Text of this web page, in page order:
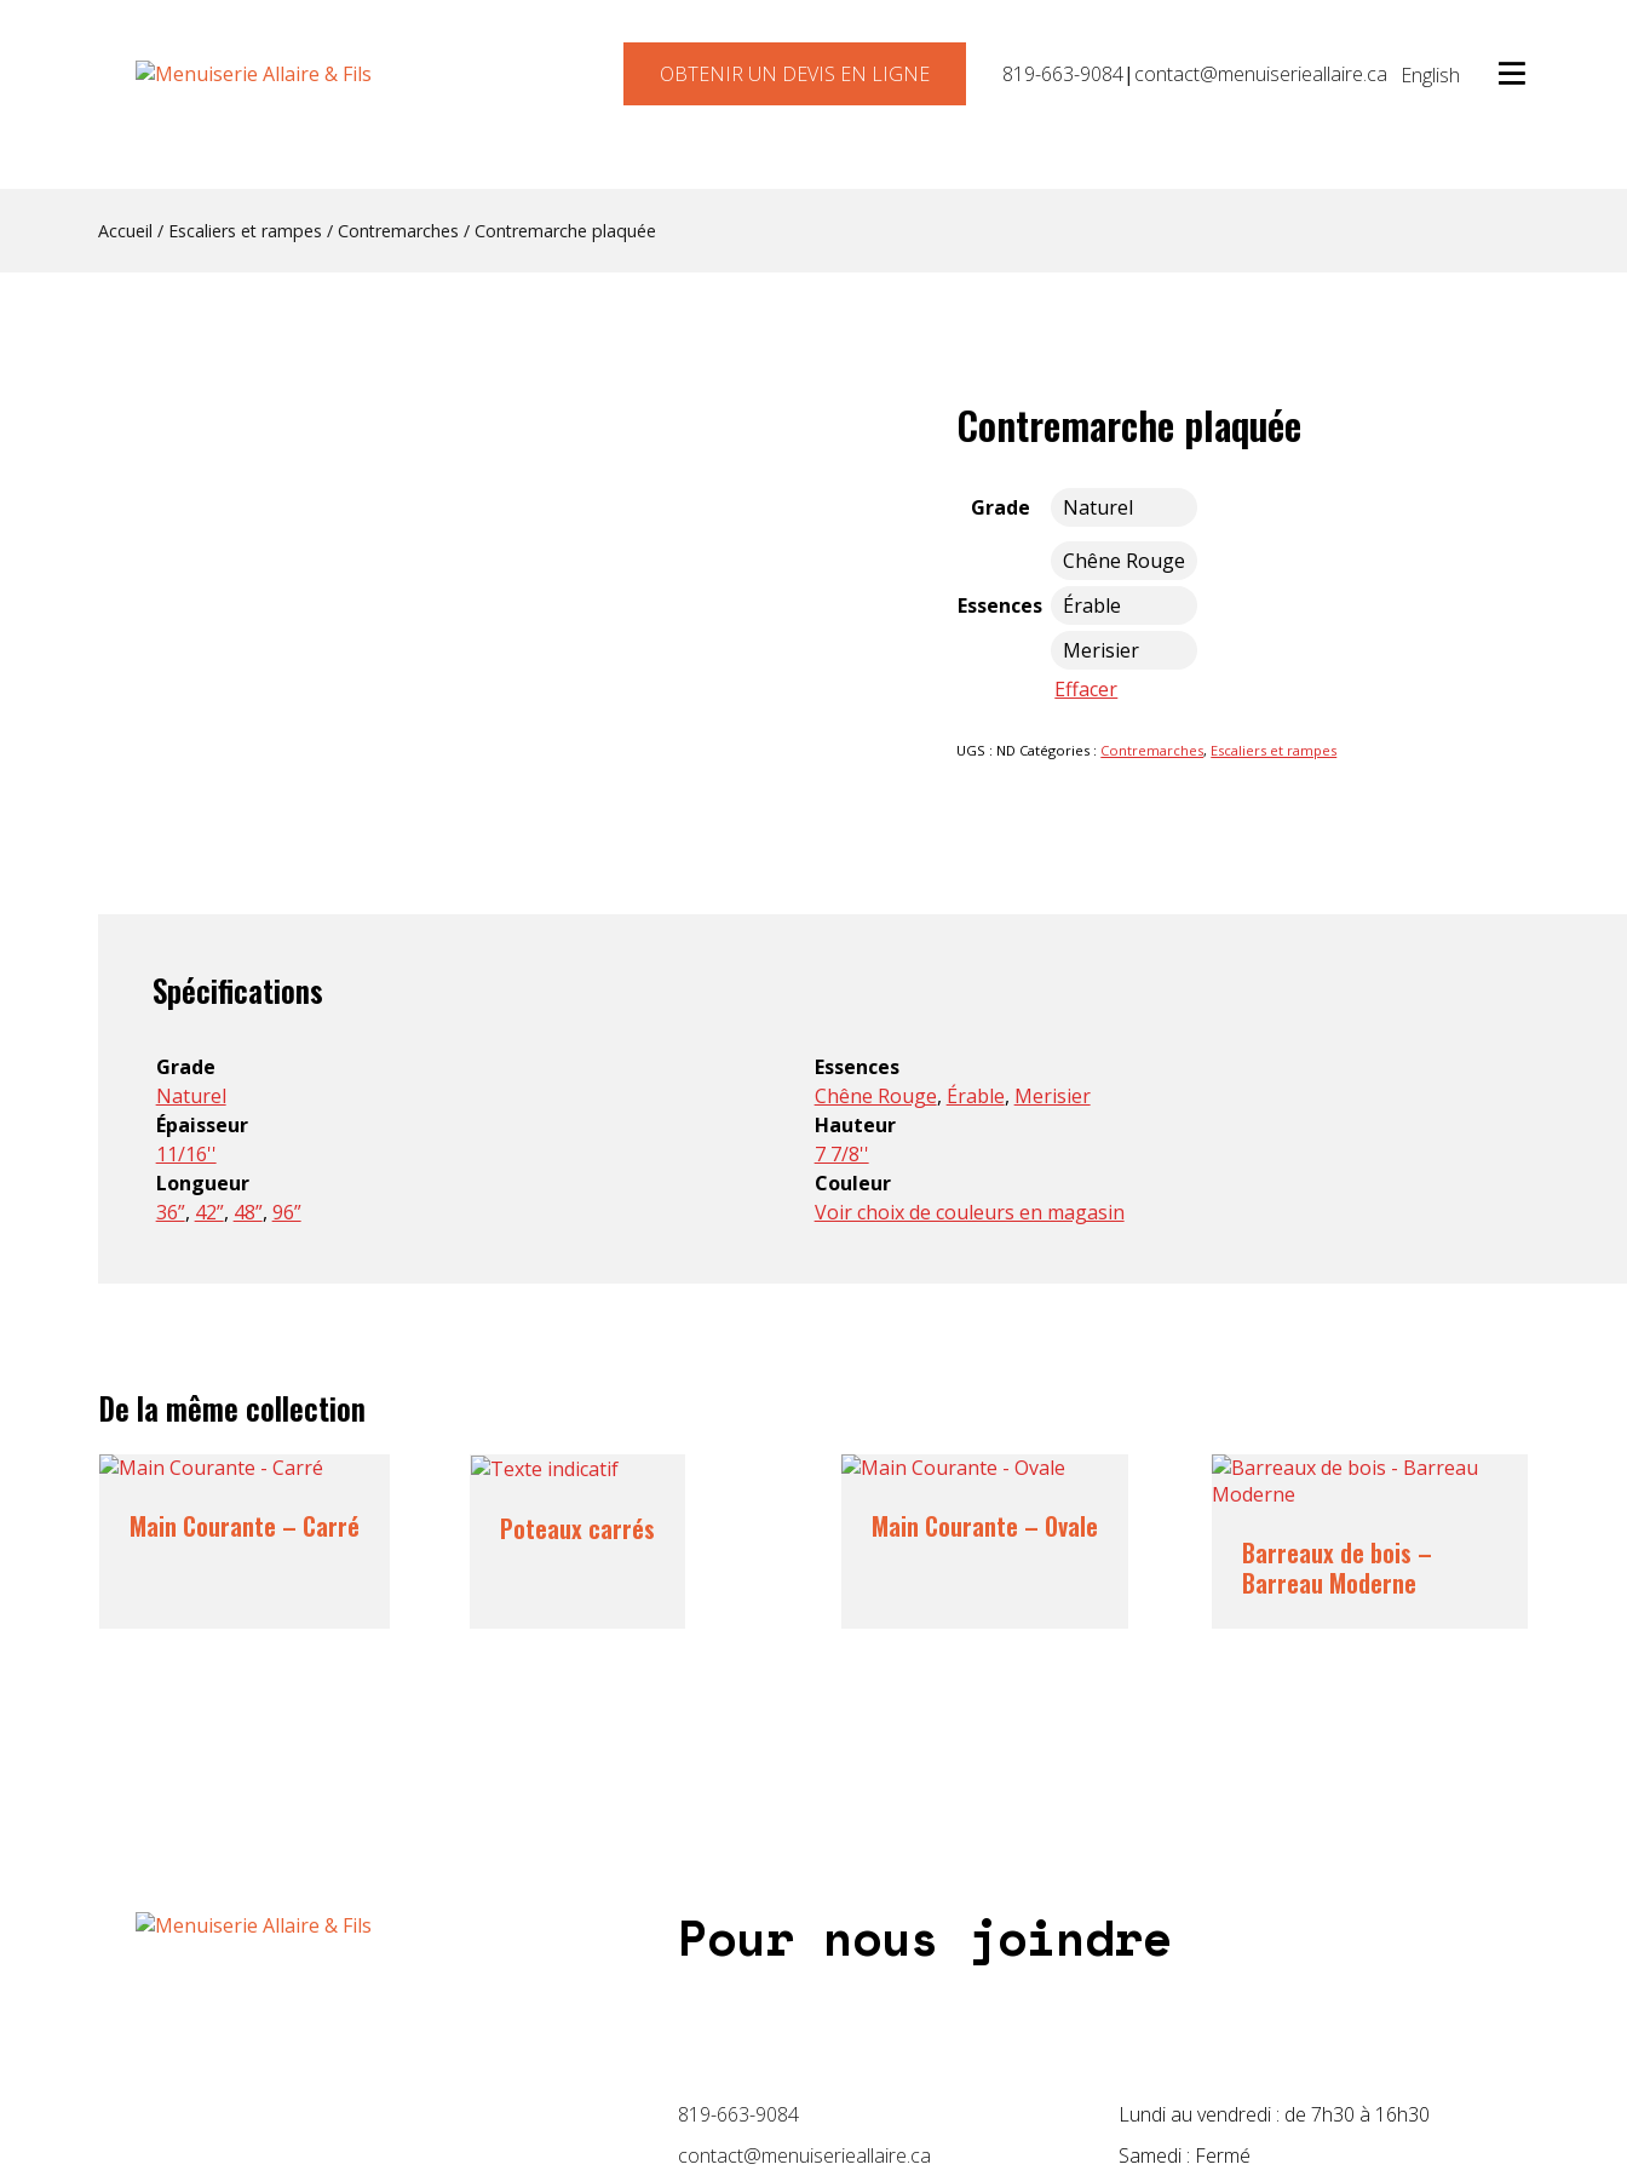
OBTENIR UN DEVIS EN LIGNE 819-663-9084| contact@menuiserieallaire.ca English
Accueil / Escaliers et rampes / Contremarches / Contremarche plaquée
Contremarche plaquée
Grade Naturel
Essences
Chêne Rouge
Érable
Merisier
Effacer
UGS : ND Catégories : Contremarches, Escaliers et rampes
Spécifications
Grade
Naturel
Essences
Chêne Rouge, Érable, Merisier
Épaisseur
11/16''
Hauteur
7 7/8''
Longueur
36”, 42”, 48”, 96”
Couleur
Voir choix de couleurs en magasin
De la même collection
Main Courante – Carré Poteaux carrés Main Courante – Ovale
Barreaux de bois –
Barreau Moderne
Pour nous joindre
819-663-9084
contact@menuiserieallaire.ca
Lundi au vendredi : de 7h30 à 16h30
Samedi : Fermé